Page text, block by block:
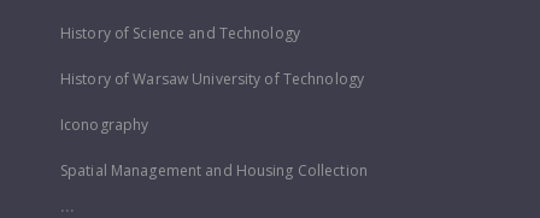
History of Science and Technology
History of Warsaw University of Technology
Iconography
Spatial Management and Housing Collection
...